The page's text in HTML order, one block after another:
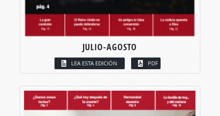
JULIO-AGOSTO
LEA ESTA EDICIÓN PDF